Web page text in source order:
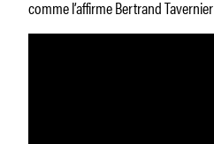
comme l’affirme Bertrand Tavernier